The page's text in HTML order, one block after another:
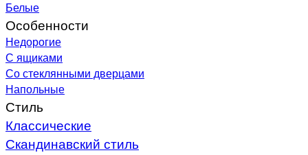
Белые
Особенности
Недорогие
С ящиками
Со стеклянными дверцами
Напольные
Стиль
Классические
Скандинавский стиль